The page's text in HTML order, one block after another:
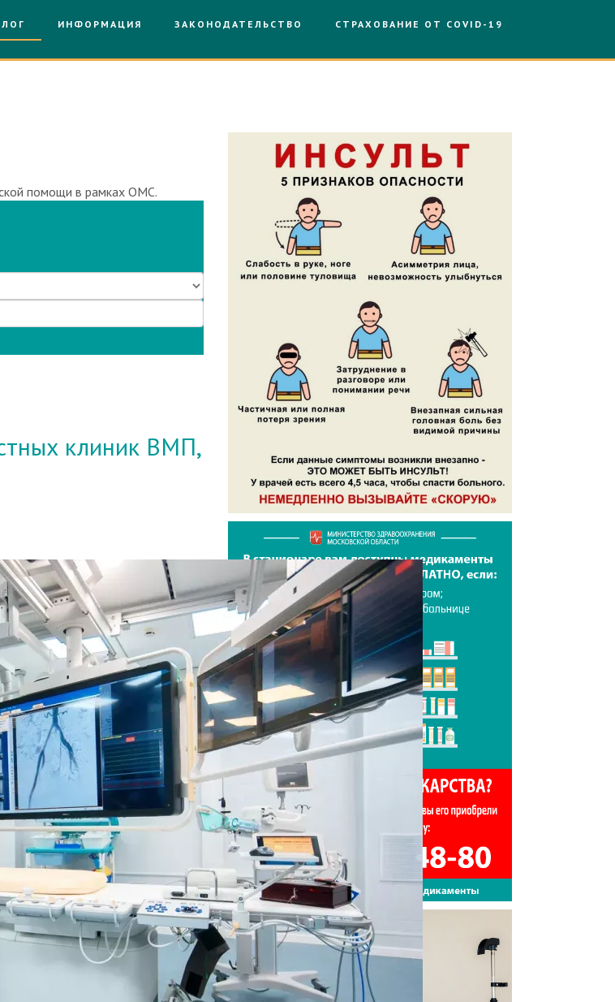
ИНФОРМАЦИЯ ЗАКОНОДАТЕЛЬСТВО СТРАХОВАНИЕ ОТ COVID-19
помощи в рамках ОМС.
клиник ВМП,